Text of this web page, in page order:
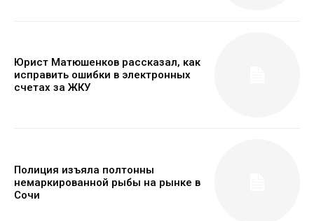
Юрист Матюшенков рассказал, как
исправить ошибки в электронных
счетах за ЖКУ
Полиция изъяла полтонны
немаркированной рыбы на рынке в
Сочи